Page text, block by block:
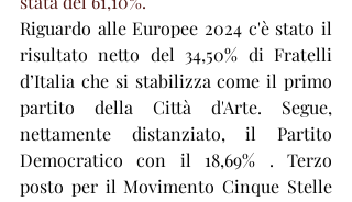
Riguardo alle Europee 2024 c'è stato il
risultato netto del 34,50% di Fratelli
d’Italia che si stabilizza come il primo
partito della Città d'Arte. Segue,
nettamente distanziato, il Partito
Democratico con il 18,69% . Terzo
posto per il Movimento Cinque Stelle